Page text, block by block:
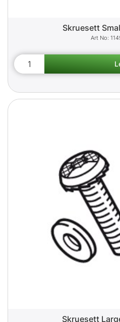
Skruesett
Skruesett